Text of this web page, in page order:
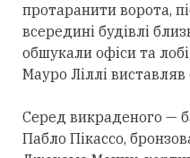
протаранити ворота,
всередині будівлі
обшукали офіси та
Мауро Ліллі
Серед викраденого —
Пабло Пікассо,